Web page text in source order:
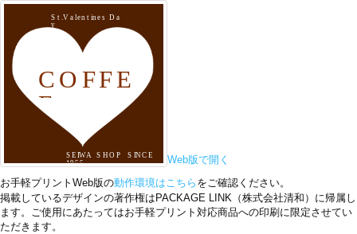
Web版で開く
お手軽プリントWeb版の動作環境はこちら をご確認ください。
掲載しているデザインの著作権はPACKAGE LINK（株式会社清和）に帰属し
ます。ご使用にあたってはお手軽プリント対応商品への印刷に限定させてい
ただきます。